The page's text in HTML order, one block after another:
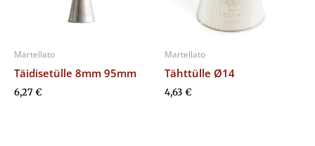
Martellato
Täidisetülle 8mm 95mm
6,27€
Martellato
Tähttülle Ø14
4,63 €